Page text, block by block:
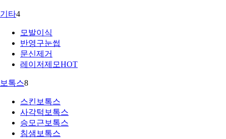
기타4
모발이식
반영구눈썹
문신제거
레이저제모HOT
보톡스8
스킨보톡스
사각턱보톡스
승모근보톡스
침샘보톡스